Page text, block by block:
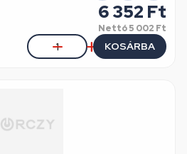
6 352 Ft
Nettó5 002 Ft
KOSÁRBA